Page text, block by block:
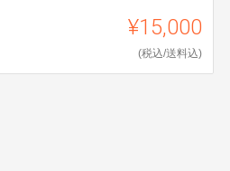
¥15,000
(税込/送料込)